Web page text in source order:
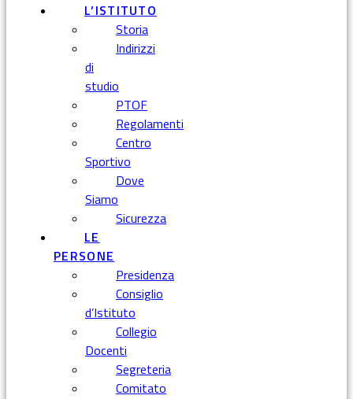
L’ISTITUTO
Storia
Indirizzi
di
studio
PTOF
Regolamenti
Centro
Sportivo
Dove
Siamo
Sicurezza
LE
PERSONE
Presidenza
Consiglio
d’Istituto
Collegio
Docenti
Segreteria
Comitato